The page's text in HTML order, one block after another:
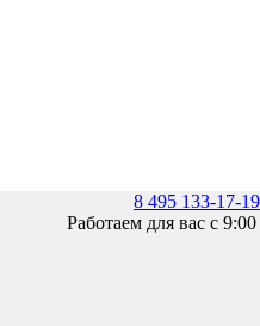
8 495 133-17-19
Работаем для вас с